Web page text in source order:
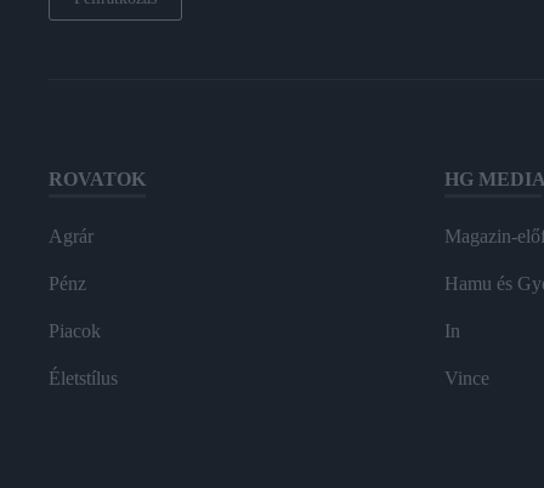
ROVATOK
Agrár
Pénz
Piacok
Életstílus
HG MEDIA
Magazin-
Hamu és
In
Vince